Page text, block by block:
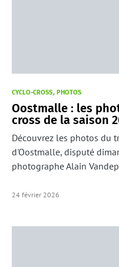
CYCLO-CROSS PHOTOS
Oostmalle : les
cross de la saison
Découvrez les photos du
d'Oostmalle, disputé
photographe Alain
24 février 2026